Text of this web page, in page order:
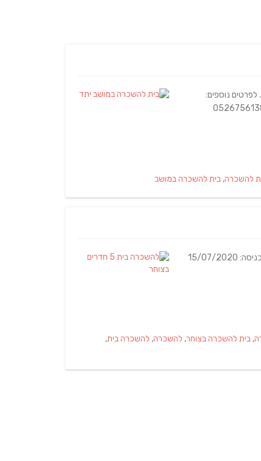
בית גדול ויפה, 4 חדרי שינה, ממ"ד, חניה וגינה מטופחת. החל מינואר 2021. לפרטים נוספים:
להשכרה, בית להשכרה במושב
בית 5 חדרים משופץ חלקי, חניה מקורה, מחסן, עצי פרי שקט ונעים. תאריך כניסה: 15/07/2020
, בית להשכרה בצוחר, להשכרה, להשכרה בית,